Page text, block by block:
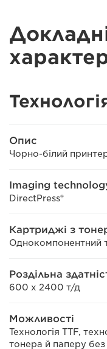
Опис
Чорно-білий
Imaging
DirectPress®
Картриджі з
Однокомпонентний
Роздільна
600 x 2400 т/д
Можливості
Технологія TTF,
тонера й паперу